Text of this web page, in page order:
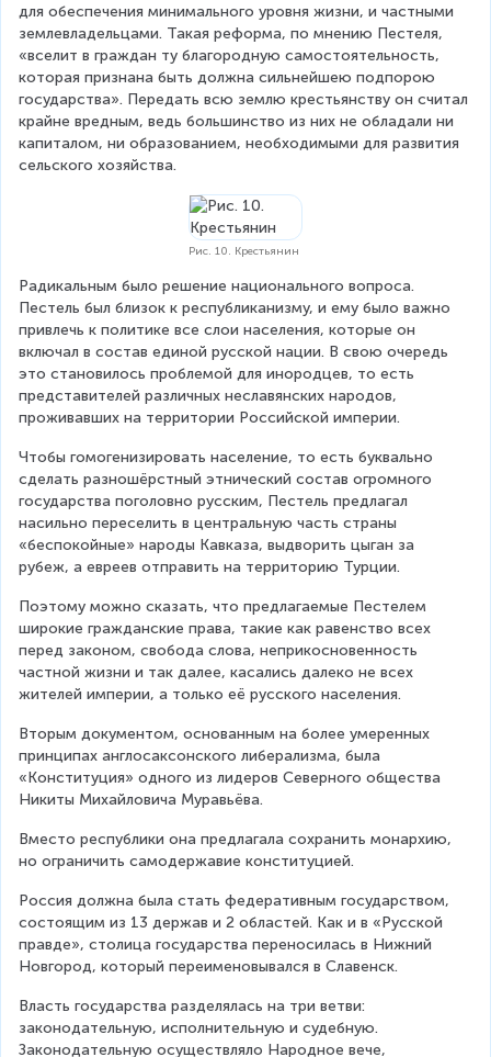
для обеспечения минимального уровня жизни, и частными
землевладельцами. Такая реформа, по мнению Пестеля,
«вселит в граждан ту благородную самостоятельность,
которая признана быть должна сильнейшею подпорою
государства». Передать всю землю крестьянству он считал
крайне вредным, ведь большинство из них не обладали ни
капиталом, ни образованием, необходимыми для развития
сельского хозяйства.
Рис. 10. Крестьянин
Радикальным было решение национального вопроса.
Пестель был близок к республиканизму, и ему было важно
привлечь к политике все слои населения, которые он
включал в состав единой русской нации. В свою очередь
это становилось проблемой для инородцев, то есть
представителей различных неславянских народов,
проживавших на территории Российской империи.
Чтобы гомогенизировать население, то есть буквально
сделать разношёрстный этнический состав огромного
государства поголовно русским, Пестель предлагал
насильно переселить в центральную часть страны
«беспокойные» народы Кавказа, выдворить цыган за
рубеж, а евреев отправить на территорию Турции.
Поэтому можно сказать, что предлагаемые Пестелем
широкие гражданские права, такие как равенство всех
перед законом, свобода слова, неприкосновенность
частной жизни и так далее, касались далеко не всех
жителей империи, а только её русского населения.
Вторым документом, основанным на более умеренных
принципах англосаксонского либерализма, была
«Конституция» одного из лидеров Северного общества
Никиты Михайловича Муравьёва.
Вместо республики она предлагала сохранить монархию,
но ограничить самодержавие конституцией.
Россия должна была стать федеративным государством,
состоящим из 13 держав и 2 областей. Как и в «Русской
правде», столица государства переносилась в Нижний
Новгород, который переименовывался в Славенск.
Власть государства разделялась на три ветви:
законодательную, исполнительную и судебную.
Законодательную осуществляло Народное вече,